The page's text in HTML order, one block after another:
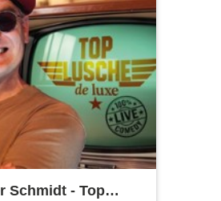
Schmidt - Top